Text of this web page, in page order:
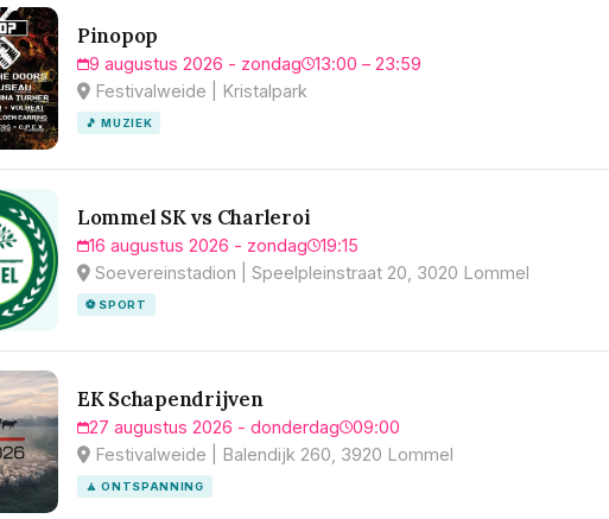
Pinopop
9 augustus 2026 - zondag
13:00 – 23:59
Festivalweide | Kristalpark
🎵 MUZIEK
Lommel SK vs Charleroi
16 augustus 2026 - zondag
19:15
Soevereinstadion | Speelpleinstraat 20, 3020 Lommel
⚽ SPORT
EK Schapendrijven
27 augustus 2026 - donderdag
09:00
Festivalweide | Balendijk 260, 3920 Lommel
🧘 ONTSPANNING